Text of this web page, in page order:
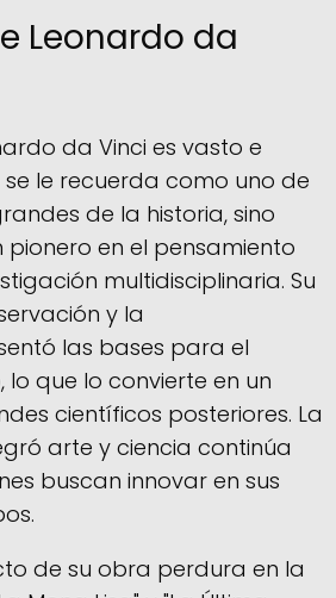
Leonardo da
da Vinci es vasto e
se le recuerda como uno de
de la historia, sino
en el pensamiento
multidisciplinaria. Su
y la
las bases para el
que lo convierte en un
científicos posteriores. La
arte y ciencia continúa
buscan innovar en sus
de su obra perdura en la